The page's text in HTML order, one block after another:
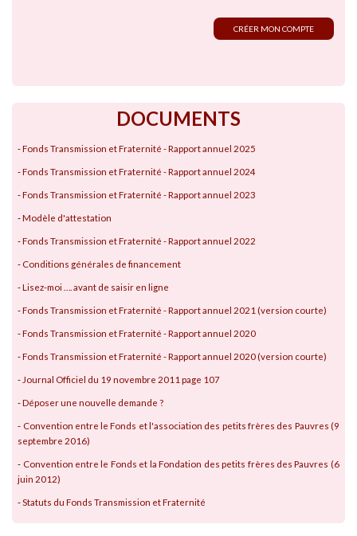
CRÉER MON COMPTE
DOCUMENTS
-Fonds Transmission et Fraternité - Rapport annuel 2025
-Fonds Transmission et Fraternité - Rapport annuel 2024
-Fonds Transmission et Fraternité - Rapport annuel 2023
-Modèle d'attestation
-Fonds Transmission et Fraternité - Rapport annuel 2022
- Conditions générales de financement
-Lisez-moi …. avant de saisir en ligne
-Fonds Transmission et Fraternité - Rapport annuel 2021 (version courte)
-Fonds Transmission et Fraternité - Rapport annuel 2020
-Fonds Transmission et Fraternité - Rapport annuel 2020 (version courte)
- Journal Officiel du 19 novembre 2011 page 107
-Déposer une nouvelle demande ?
- Convention entre le Fonds et l'association des petits frères des Pauvres (9
septembre 2016)
- Convention entre le Fonds et la Fondation des petits frères des Pauvres (6
juin 2012)
-Statuts du Fonds Transmission et Fraternité